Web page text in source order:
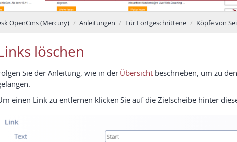
OpenCms (Mercury) Anleitungen Für Fortgeschrittene Köpfe von
löschen
Sie der Anleitung, wie in der Übersicht beschrieben, um zu
einen Link zu entfernen klicken Sie auf die Zielscheibe hinter